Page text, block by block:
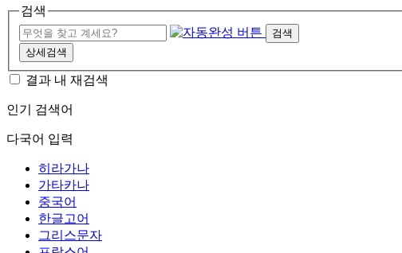
검색
검색
상세검색
결과 내 재검색
인기 검색어
다국어 입력
히라가나
가타카나
중국어
한글고어
그리스문자